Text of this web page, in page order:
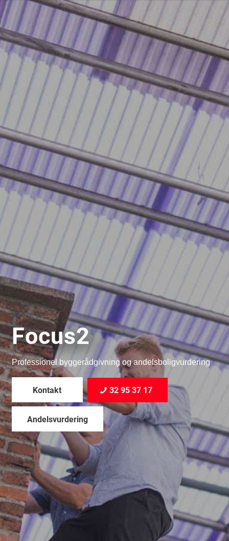
Focus2
Professionel byggerådgivning og andelsboligvurdering
Kontakt 32 95 37 17
Andelsvurdering